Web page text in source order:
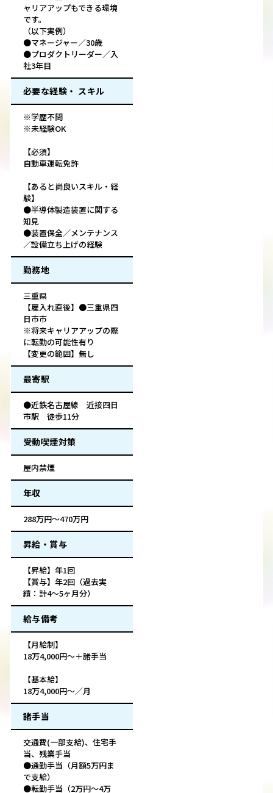
ャリアアップもできる環境
です。
（以下実例）
●マネージャー／30歳
●プロダクトリーダー／入
社3年目
必要な経験・ スキル
※学歴不問
※未経験OK
【必須】
自動車運転免許
【あると尚良いスキル・経
験】
●半導体製造装置に関する
知見
●装置保全／メンテナンス
／設備立ち上げの経験
勤務地
三重県
【雇入れ直後】●三重県四
日市市
※将来キャリアアップの際
に転勤の可能性有り
【変更の範囲】無し
最寄駅
●近鉄名古屋線 近接四日
市駅 徒歩11分
受動喫煙対策
屋内禁煙
年収
288万円～470万円
昇給・賞与
【昇給】年1回
【賞与】年2回（過去実
績：計4～5ヶ月分）
給与備考
【月給制】
18万4,000円～＋諸手当
【基本給】
18万4,000円～／月
諸手当
交通費(一部支給)、住宅手
当、残業手当
●通勤手当（月額5万円ま
で支給）
●転勤手当（2万円～4万